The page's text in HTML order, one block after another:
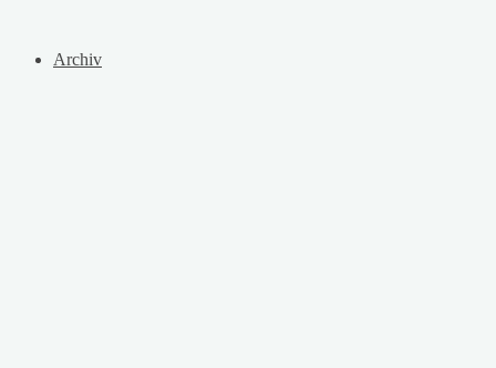
Archiv